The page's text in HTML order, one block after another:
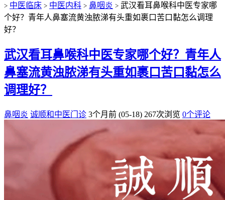
> 中医临床 > 中医内科 > 鼻咽炎 > 武汉看耳鼻喉科中医专家哪
个好？青年人鼻塞流黄浊脓涕有头重如裹口苦口黏怎么调理
好？
武汉看耳鼻喉科中医专家哪个好？青年人
鼻塞流黄浊脓涕有头重如裹口苦口黏怎么
调理好？
鼻咽炎 诚顺和中医门诊 3个月前 (05-18) 267次浏览 0个评论